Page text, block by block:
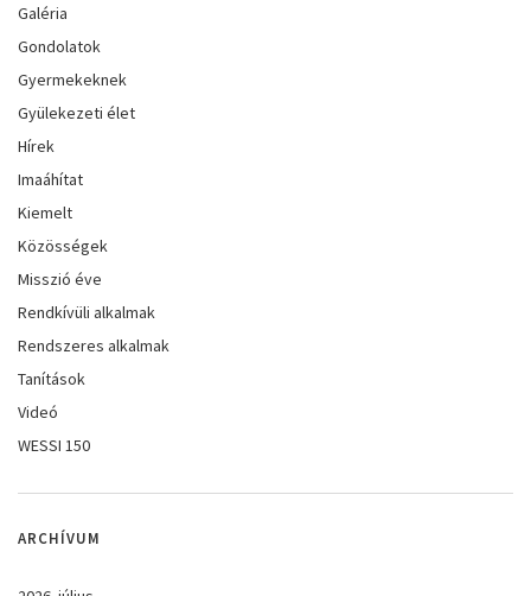
Galéria
Gondolatok
Gyermekeknek
Gyülekezeti élet
Hírek
Imaáhítat
Kiemelt
Közösségek
Misszió éve
Rendkívüli alkalmak
Rendszeres alkalmak
Tanítások
Videó
WESSI 150
ARCHÍVUM